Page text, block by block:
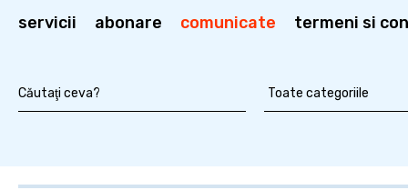
servicii abonare comunicate termeni si